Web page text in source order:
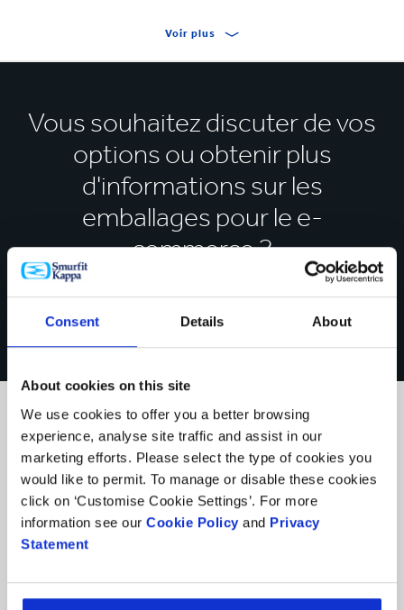
Consent Details About
About cookies on this site
We use cookies to offer you a better browsing
experience, analyse site traffic and assist in our
marketing efforts. Please select the type of cookies you
would like to permit. To manage or disable these cookies
click on ‘Customise Cookie Settings’. For more
information see our Cookie Policy and Privacy
Statement
Disponibles en différentes dimensions et différents
Nos emballages postaux sont certifiés FSC®, 100 %
recyclables et issus d’une ressource renouvelable. Il
s’agit d'une excellente option pour les clients, car ils
peuvent être recyclés dans le système de recyclage
classique du carton.
Les emballages postaux peuvent être assemblés en
quelques secondes, offrant ainsi une efficacité
certaine, puis scellés à l'aide de bandes autoadhésives
ou ordinaires. Grâce aux diverses finitions
inclure vos instructions de manutention, les
apparaître votre marque
Voir plus
Vous souhaitez discuter de vos
options ou obtenir plus
d'informations sur les
emballages pour le e-
commerce ?
Ils ont aussi regardé
...
VOIR TOUTES LES SOLUTIONS